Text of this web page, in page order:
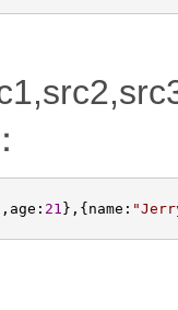
,age: 21 },{name: "